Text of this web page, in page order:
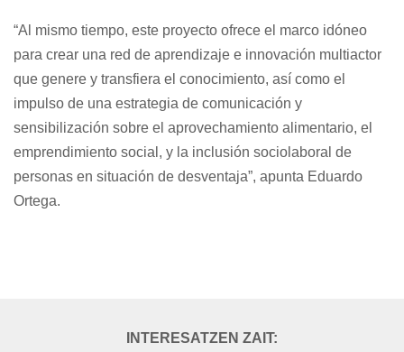
“Al mismo tiempo, este proyecto ofrece el marco idóneo
para crear una red de aprendizaje e innovación multiactor
que genere y transfiera el conocimiento, así como el
impulso de una estrategia de comunicación y
sensibilización sobre el aprovechamiento alimentario, el
emprendimiento social, y la inclusión sociolaboral de
personas en situación de desventaja”, apunta Eduardo
Ortega.